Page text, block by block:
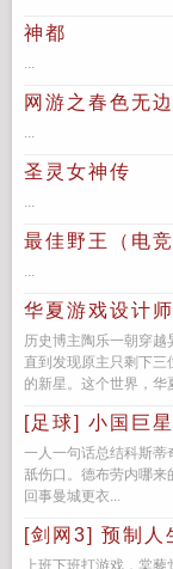
神都
...
网游之春色无边
...
圣灵女神传
...
最佳野王（电
...
华夏游戏设计师
历史博主陶乐一朝穿越
直到发现原主只剩下三
的新星。这个世界，华
[足球] 小国巨星
一人一句话总结科斯蒂
舐伤口。德布劳内哪来
回事曼城更衣...
[剑网3] 预制人
上班下班打游戏，棠